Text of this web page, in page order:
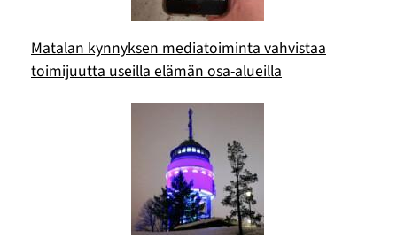
Matalan kynnyksen mediatoiminta vahvistaa
toimijuutta useilla elämän osa-alueilla